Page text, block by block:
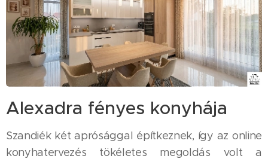
Alexadra fényes konyhája
Szandiék két aprósággal építkeznek, így az online
konyhatervezés tökéletes megoldás volt a